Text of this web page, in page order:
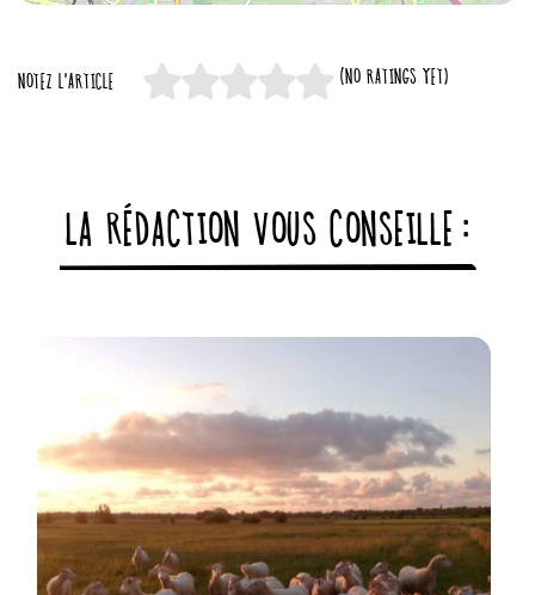
NOTEZ L'ARTICLE (NO RATINGS YET)
LA RÉDACTION VOUS CONSEILLE :